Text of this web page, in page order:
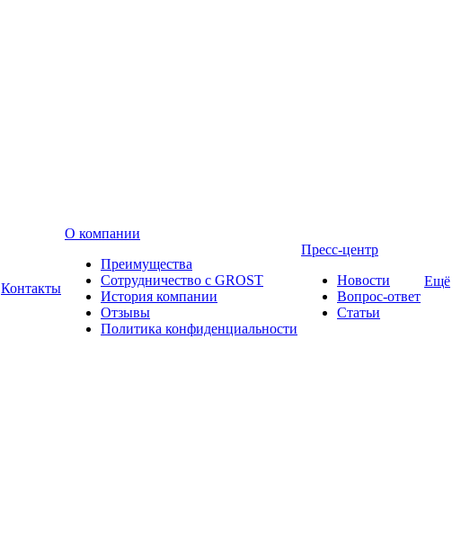
Контакты
О компании
Преимущества
Сотрудничество с GROST
История компании
Отзывы
Политика конфиденциальности
Пресс-центр
Новости
Вопрос-ответ
Статьи
Ещё